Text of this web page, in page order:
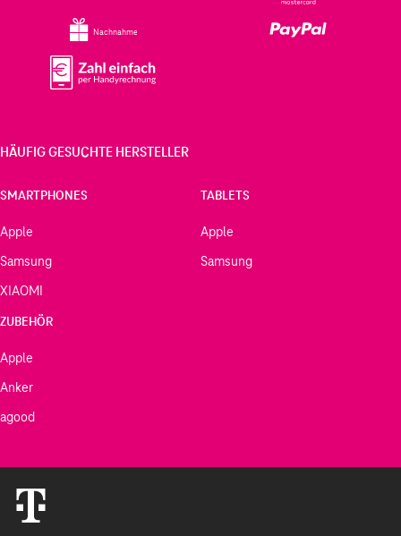
Nachnahme
HÄUFIG GESUCHTE HERSTELLER
SMARTPHONES
Apple
Samsung
XIAOMI
TABLETS
Apple
Samsung
ZUBEHÖR
Apple
Anker
agood